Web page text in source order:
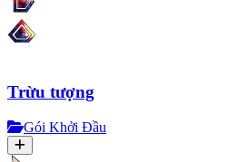
Trừu tượng
Gói Khởi Đầu